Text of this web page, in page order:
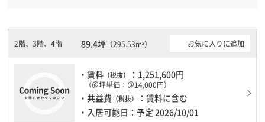
2階、3階、4階 89.4坪（295.53m²） お気に入りに追加
・賃料 （税抜） ：1,251,600円
（＠坪単価：＠14,000円）
・共益費 （税抜）
：賃料に含む
・入居可能日：予定 2026/10/01